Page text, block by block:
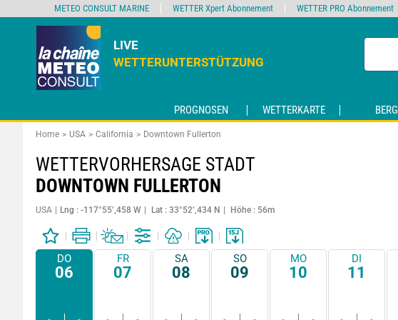
LIVE
WETTERUNTERSTÜTZUNG
PROGNOSEN WETTERKARTE BERG
Home USA California Downtown Fullerton
WETTERVORHERSAGE STADT
DOWNTOWN FULLERTON
USA Lng : -117°55’,458 W Lat : 33°52’,434 N Höhe : 56m
DO
06
FR
07
SA
08
SO
09
MO
10
DI
11
METEO CONSULT MARINE WETTER Xpert Abonnement WETTER PRO Abonnement